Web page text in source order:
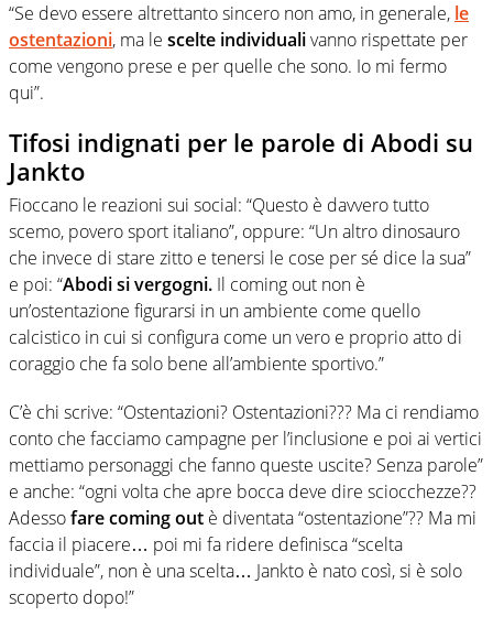
“Se devo essere altrettanto sincero non amo, in generale, le
ostentazioni, ma le scelte individualivanno rispettate per
come vengono prese e per quelle che sono. Io mi fermo
qui”.
Tifosi indignati per le parole di Abodi su
Jankto
Fioccano le reazioni sui social: “Questo è davvero tutto
scemo, povero sport italiano”, oppure: “Un altro dinosauro
che invece di stare zitto e tenersi le cose per sé dice la sua”
e poi: “Abodi si vergogni. Il coming out non è
un’ostentazione figurarsi in un ambiente come quello
calcistico in cui si configura come un vero e proprio atto di
coraggio che fa solo bene all’ambiente sportivo.”
C’è chi scrive: “Ostentazioni? Ostentazioni??? Ma ci rendiamo
conto che facciamo campagne per l’inclusione e poi ai vertici
mettiamo personaggi che fanno queste uscite? Senza parole”
e anche: “ogni volta che apre bocca deve dire sciocchezze??
Adessofare coming out è diventata “ostentazione”?? Ma mi
faccia il piacere… poi mi fa ridere definisca “scelta
individuale”, non è una scelta… Jankto è nato così, si è solo
scoperto dopo!”